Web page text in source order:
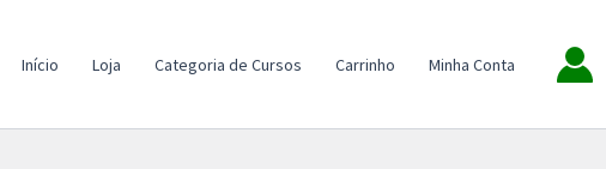
Início Loja Categoria de Cursos Carrinho Minha Conta